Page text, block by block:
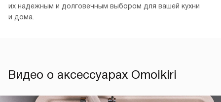
их надежным и долговечным выбором для вашей кухни
и дома.
Видео о аксессуарах Omoikiri